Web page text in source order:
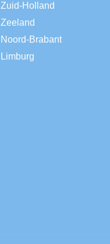
Zuid-Holland
Zeeland
Noord-Brabant
Limburg